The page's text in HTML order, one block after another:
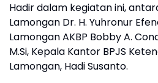
Hadir dalam kegiatan ini,
Lamongan Dr. H. Yuhronur
Lamongan AKBP Bobby A.
M.Si, Kepala Kantor BPJS
Lamongan, Hadi Susanto.